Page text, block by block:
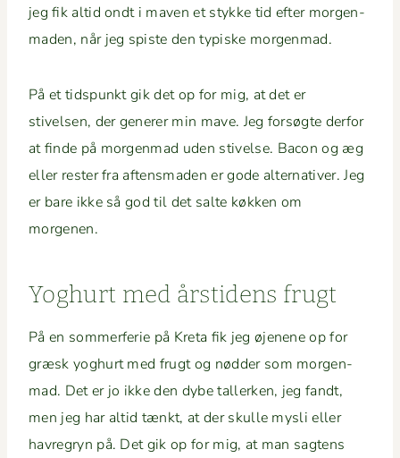
jeg fik altid ondt i maven et stykke tid efter mor­gen­
maden, når jeg spiste den typiske morgenmad.
På et tid­spunkt gik det op for mig, at det er
stivelsen, der gener­er min mave. Jeg forsøgte der­for
at finde på mor­gen­mad uden stivelse. Bacon og æg
eller rester fra aftens­maden er gode alter­na­tiv­er. Jeg
er bare ikke så god til det salte køkken om
morgenen.
Yoghurt med årsti­dens frugt
På en som­mer­ferie på Kre­ta fik jeg øjenene op for
græsk yoghurt med frugt og nød­der som mor­gen­
mad. Det er jo ikke den dybe tallerken, jeg fandt,
men jeg har altid tænkt, at der skulle mys­li eller
havre­gryn på. Det gik op for mig, at man sagtens